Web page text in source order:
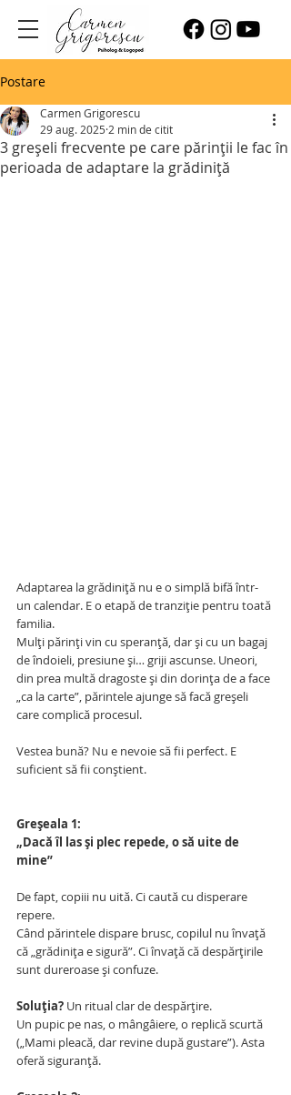
Postare
3 greșeli frecvente pe care părinții le fac în
perioada de adaptare la grădiniță
Carmen Grigorescu
29 aug. 2025 2 min de citit
Adaptarea la grădiniță nu e o simplă bifă într-
un calendar. E o etapă de tranziție pentru toată
familia.
Mulți părinți vin cu speranță, dar și cu un bagaj
de îndoieli, presiune și… griji ascunse. Uneori,
din prea multă dragoste și din dorința de a face
„ca la carte”, părintele ajunge să facă greșeli
care complică procesul.
Vestea bună? Nu e nevoie să fii perfect. E
suficient să fii conștient.
Greșeala 1:
„Dacă îl las și plec repede, o să uite de
mine”
De fapt, copiii nu uită. Ci caută cu disperare
repere.
Când părintele dispare brusc, copilul nu învață
că „grădinița e sigură”. Ci învață că despărțirile
sunt dureroase și confuze.
Soluția? Un ritual clar de despărțire.
Un pupic pe nas, o mângâiere, o replică scurtă
(„Mami pleacă, dar revine după gustare”). Asta
oferă siguranță.